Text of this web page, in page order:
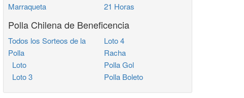
Marraqueta
21 Horas
Polla Chilena de Beneficencia
Todos los Sorteos de la
Polla
Loto
Loto 3
Loto 4
Racha
Polla Gol
Polla Boleto